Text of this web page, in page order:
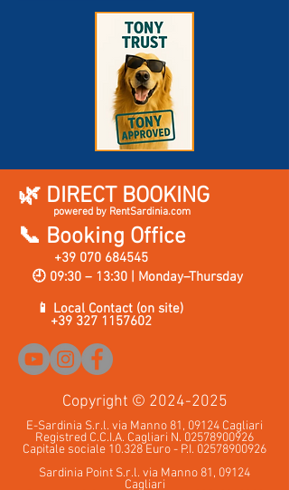
🌿 DIRECT BOOKING
powered by RentSardinia.com
📞 Booking Office
+39 070 684545
🕘 09:30 – 13:30 | Monday–Thursday
📱 Local Contact (on site)
+39 327 1157602
Copyright © 2024-2025
E-Sardinia S.r.l. via Manno 81, 09124 Cagliari
Registred C.C.I.A. Cagliari N. 02578900926
Capitale sociale 10.328 Euro - P.I. 02578900926
Sardinia Point S.r.l. via Manno 81, 09124
Cagliari